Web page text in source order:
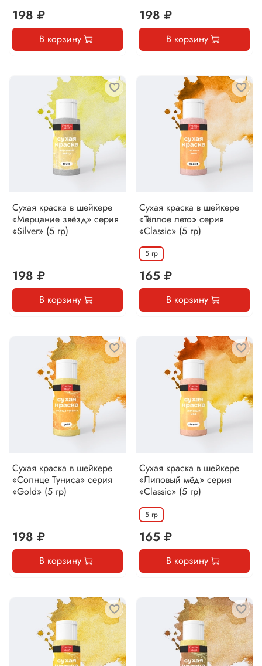
198 ₽
В корзину
198 ₽
В корзину
Сухая краска в шейкере
«Мерцание звёзд» серия
«Silver» (5 гр)
198 ₽
В корзину
Сухая краска в шейкере
«Тёплое лето» серия
«Classic» (5 гр)
5 гр
165 ₽
В корзину
Сухая краска в шейкере
«Солнце Туниса» серия
«Gold» (5 гр)
198 ₽
В корзину
Сухая краска в шейкере
«Липовый мёд» серия
«Classic» (5 гр)
5 гр
165 ₽
В корзину